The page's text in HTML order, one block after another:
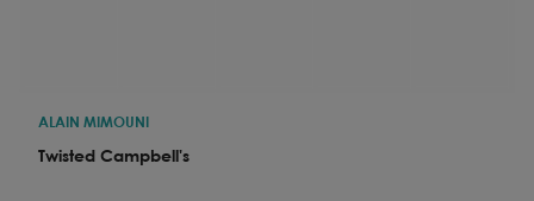
ALAIN MIMOUNI
Twisted Campbell's